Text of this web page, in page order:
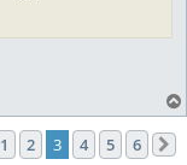
Пред.
1 2 3 4 5 6